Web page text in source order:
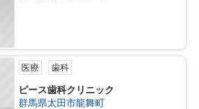
医療 歯科
ピース歯科クリニック
群馬県太田市龍舞町